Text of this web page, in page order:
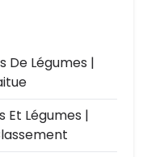
De Légumes |
Et Légumes |